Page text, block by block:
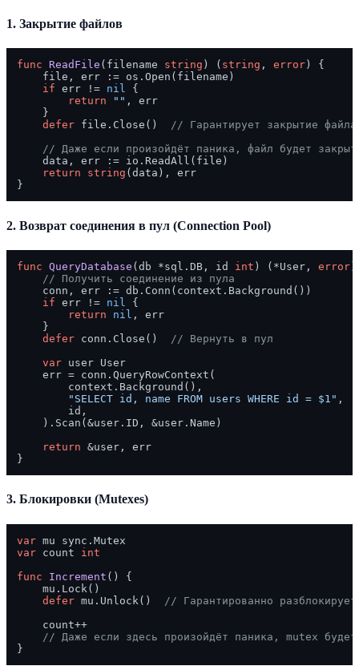
1. Закрытие файлов
func ReadFile (filename string ) ( string , error ) {
    file, err := os.Open(filename)
if err != nil {
return
"" , err
    }
defer file.Close() // Гарантирует закрытие
// Даже если произойдёт паника, файл будет закрыт
    data, err := io.ReadAll(file)
return
string (data), err
2. Возврат соединения в пул (Connection Pool)
func QueryDatabase (db *sql.DB, id int ) (*User, error
// Получить соединение из пула
    conn, err := db.Conn(context.Background())
if err != nil {
return
nil , err
    }
defer conn.Close() // Вернуть в пул
var user User
    err = conn.QueryRowContext(
        context.Background(),
"SELECT id, name FROM users WHERE id = $1" ,
        id,
    ).Scan(&user.ID, &user.Name)
return &user, err
3. Блокировки (Mutexes)
var
var count int
func
Increment ()
{
    mu.Lock()
defer mu.Unlock()
// Гарантированно
    count++
// Даже если здесь произойдёт паника, mutex будет